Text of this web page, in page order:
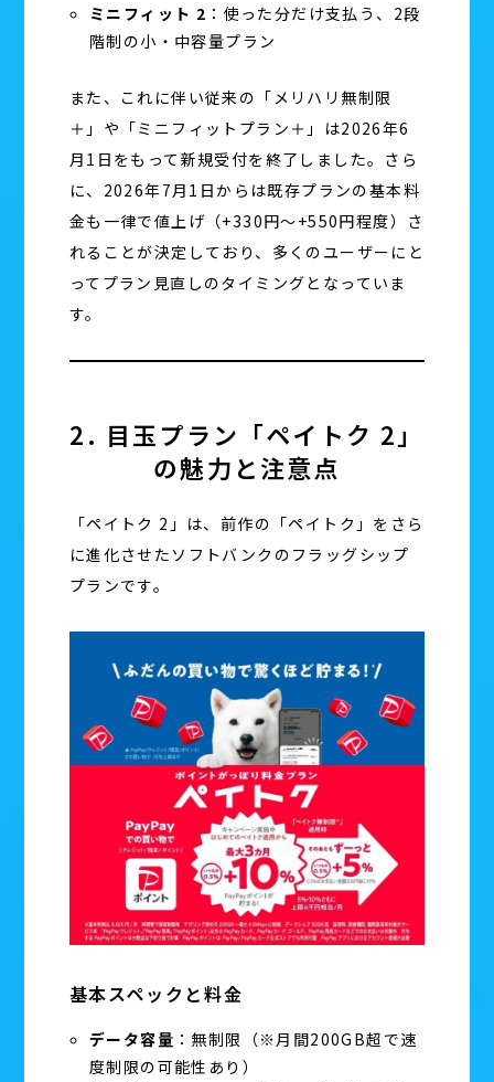
ミニフィット 2 ：使った分だけ支払う、2段
階制の小・中容量プラン
また、これに伴い従来の「メリハリ無制限
＋」や「ミニフィットプラン＋」は2026年6
月1日をもって新規受付を終了しました。さら
に、2026年7月1日からは既存プランの基本料
金も一律で値上げ（+330円〜+550円程度）さ
れることが決定しており、多くのユーザーにと
ってプラン見直しのタイミングとなっていま
す。
2. 目玉プラン「ペイトク 2」
の魅力と注意点
「ペイトク 2」は、前作の「ペイトク」をさら
に進化させたソフトバンクのフラッグシップ
プランです。
基本スペックと料金
データ容量 ：無制限（※月間200GB超で速
度制限の可能性あり）